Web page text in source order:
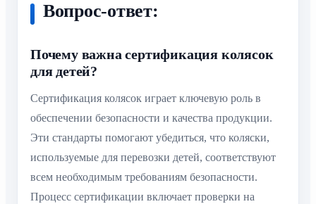
Вопрос-ответ:
Почему важна сертификация колясок
для детей?
Сертификация колясок играет ключевую роль в
обеспечении безопасности и качества продукции.
Эти стандарты помогают убедиться, что коляски,
используемые для перевозки детей, соответствуют
всем необходимым требованиям безопасности.
Процесс сертификации включает проверки на